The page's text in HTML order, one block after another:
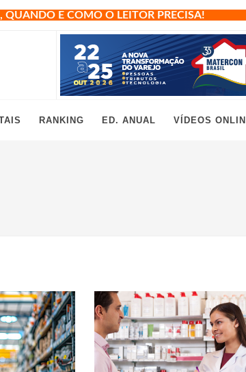
QUANDO E COMO O LEITOR PRECISA!
RANKING ED. ANUAL VÍDEOS